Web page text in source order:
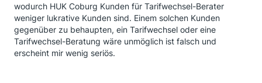
wodurch HUK Coburg Kunden für Tarifwechsel-Berater
weniger lukrative Kunden sind. Einem solchen Kunden
gegenüber zu behaupten, ein Tarifwechsel oder eine
Tarifwechsel-Beratung wäre unmöglich ist falsch und
erscheint mir wenig seriös.